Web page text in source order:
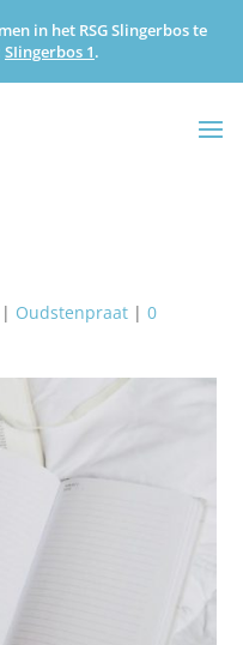
in het RSG Slingerbos te
SIingerbos 1.
| Oudstenpraat |0